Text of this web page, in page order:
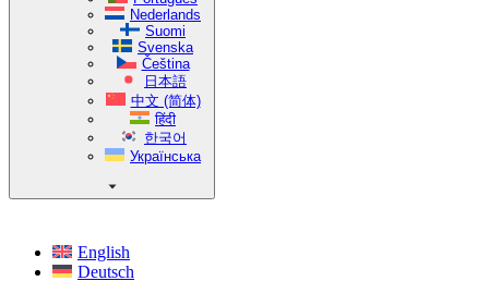
Nederlands
Suomi
Svenska
Čeština
日本語
中文 (简体)
हिंदी
한국어
Українська
English
Deutsch